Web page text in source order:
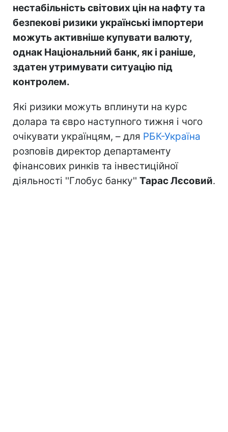
нестабільність світових цін на нафту та
безпекові ризики українські імпортери
можуть активніше купувати валюту,
однак Національний банк, як і раніше,
здатен утримувати ситуацію під
контролем.
Які ризики можуть вплинути на курс
долара та євро наступного тижня і чого
очікувати українцям, – для РБК-Україна
розповів директор департаменту
фінансових ринків та інвестиційної
діяльності ''Глобус банку'' Тарас Лєсовий.